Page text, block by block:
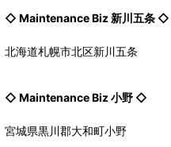
◇ Maintenance Biz新川五条 ◇
北海道札幌市北区新川五条
◇ Maintenance Biz小野 ◇
宮城県黒川郡大和町小野